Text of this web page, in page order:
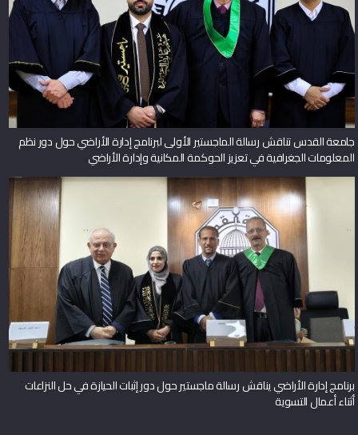
جامعة القدس تناقش رسالة الماجستير الأولى لبرنامج إدارة الأراضي حول دور نظم
المعلومات الجغرافية في تعزيز الحوكمة المكانية وإدارة الأراضي
برنامج إدارة الأراضي يناقش رسالة ماجستير حول دور إثبات الحيازة في حل النزاعات
أثناء أعمال التسوية